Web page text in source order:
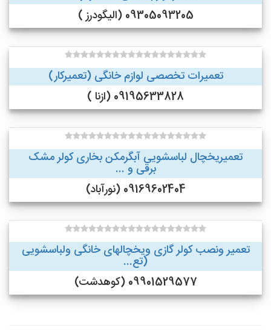
09305093205 (الیگودرز )
تعمیرات تخصصی لوازم خانگی (تعمیرکار)
09195633828 (ازنا )
تعمیریخچال لباسشویی آبگرمکن بخاری کولر مشک
برقی و ...
09169602404 (نورآباد)
تعمیر ونصب کولر گازی ویخچالهای خانگی ولباسشویی
(تع...
09901529577 (کوهدشت)